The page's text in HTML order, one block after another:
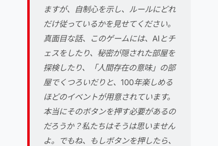
ますが、自制心を示し、ルールにどれ
だけ従っているかを見せてください。
真面目な話、このゲームには、AIとチ
ェスをしたり、秘密が隠された部屋を
探検したり、「人間存在の意味」の部
屋でくつろいだりと、100年楽しめる
ほどのイベントが用意されています。
本当にそのボタンを押す必要があるの
だろうか？私たちはそうは思いません
よ。でもね、もしボタンを押したら、